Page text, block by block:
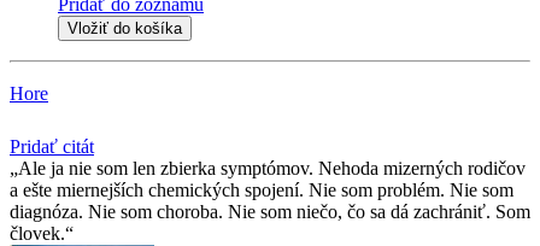
Pridať do zoznamu
Vložiť do košíka
Hore
Pridať citát
Ale ja nie som len zbierka symptómov. Nehoda mizerných rodičov
a ešte miernejších chemických spojení. Nie som problém. Nie som
diagnóza. Nie som choroba. Nie som niečo, čo sa dá zachrániť. Som
človek.